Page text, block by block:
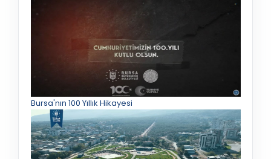
Bursa'nın 100 Yıllık Hikayesi